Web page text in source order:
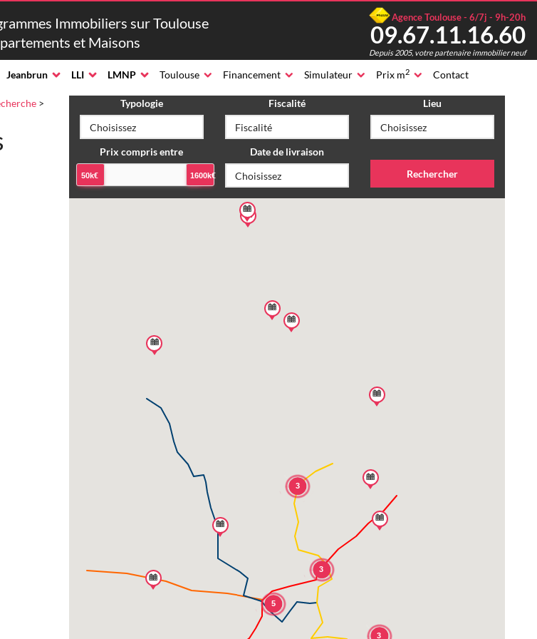
Immobiliers sur Toulouse
et Maisons
Agence Toulouse - 6/7j - 9h-20h
09.67.11.16.60
Depuis 2005, votre partenaire immobilier neuf
Jeanbrun LLI LMNP Toulouse Financement Simulateur Prix m2 Contact
>
Typologie Fiscalité Lieu
Prix compris entre
50k€ 1600k€
Date de livraison
3
3
3
5